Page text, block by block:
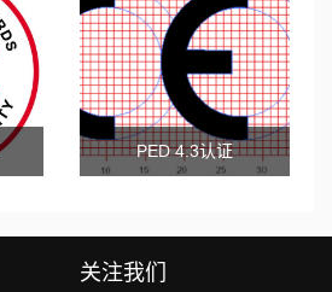
PED 4.3认证
关注我们